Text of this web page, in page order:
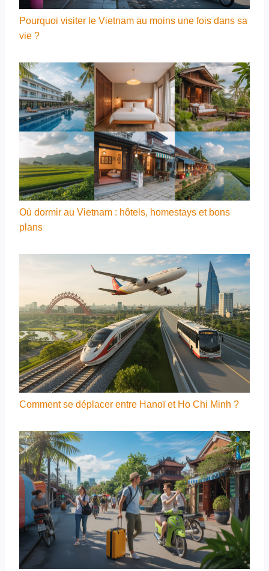
Pourquoi visiter le Vietnam au moins une fois dans sa
vie ?
Où dormir au Vietnam : hôtels, homestays et bons
plans
Comment se déplacer entre Hanoï et Ho Chi Minh ?